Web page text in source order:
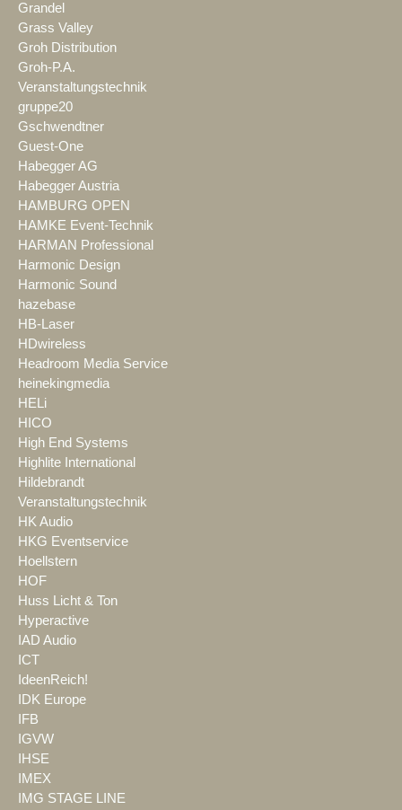
Grandel
Grass Valley
Groh Distribution
Groh-P.A.
Veranstaltungstechnik
gruppe20
Gschwendtner
Guest-One
Habegger AG
Habegger Austria
HAMBURG OPEN
HAMKE Event-Technik
HARMAN Professional
Harmonic Design
Harmonic Sound
hazebase
HB-Laser
HDwireless
Headroom Media Service
heinekingmedia
HELi
HICO
High End Systems
Highlite International
Hildebrandt
Veranstaltungstechnik
HK Audio
HKG Eventservice
Hoellstern
HOF
Huss Licht & Ton
Hyperactive
IAD Audio
ICT
IdeenReich!
IDK Europe
IFB
IGVW
IHSE
IMEX
IMG STAGE LINE